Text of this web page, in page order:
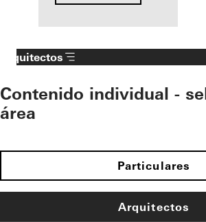
Arquitectos
Contenido individual -
área
Particulares
Arquitectos